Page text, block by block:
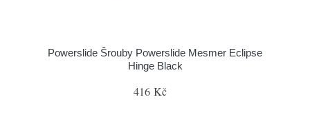
Powerslide Šrouby Powerslide Mesmer Eclipse
Hinge Black
416 Kč